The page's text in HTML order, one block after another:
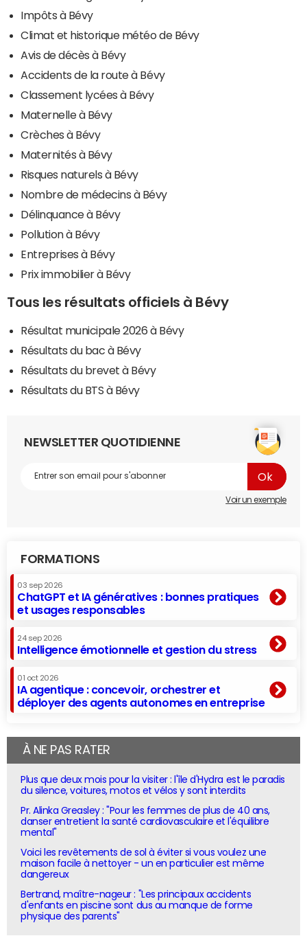
Impôts à Bévy
Climat et historique météo de Bévy
Avis de décès à Bévy
Accidents de la route à Bévy
Classement lycées à Bévy
Maternelle à Bévy
Crèches à Bévy
Maternités à Bévy
Risques naturels à Bévy
Nombre de médecins à Bévy
Délinquance à Bévy
Pollution à Bévy
Entreprises à Bévy
Prix immobilier à Bévy
Tous les résultats officiels à Bévy
Résultat municipale 2026 à Bévy
Résultats du bac à Bévy
Résultats du brevet à Bévy
Résultats du BTS à Bévy
NEWSLETTER QUOTIDIENNE
Voir un exemple
FORMATIONS
03 sep 2026
ChatGPT et IA génératives : bonnes pratiques
et usages responsables
24 sep 2026
Intelligence émotionnelle et gestion du stress
01 oct 2026
IA agentique : concevoir, orchestrer et
déployer des agents autonomes en entreprise
À NE PAS RATER
Plus que deux mois pour la visiter : l'île d'Hydra est le paradis
du silence, voitures, motos et vélos y sont interdits
Pr. Alinka Greasley : "Pour les femmes de plus de 40 ans,
danser entretient la santé cardiovasculaire et l'équilibre
mental"
Voici les revêtements de sol à éviter si vous voulez une
maison facile à nettoyer - un en particulier est même
dangereux
Bertrand, maître-nageur : "Les principaux accidents
d'enfants en piscine sont dus au manque de forme
physique des parents"